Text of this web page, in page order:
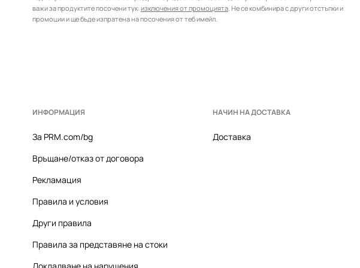
важи за продуктите посочени тук: изключения от промоцията. Не се комбинира с други отстъпки и
промоции и ще бъде изпратена на посочения от теб имейл.
ИНФОРМАЦИЯ
За PRM.com/bg
Връщане/отказ от договора
Рекламация
Правила и условия
Други правила
Правила за представяне на стоки
НАЧИН НА ДОСТАВКА
Доставка